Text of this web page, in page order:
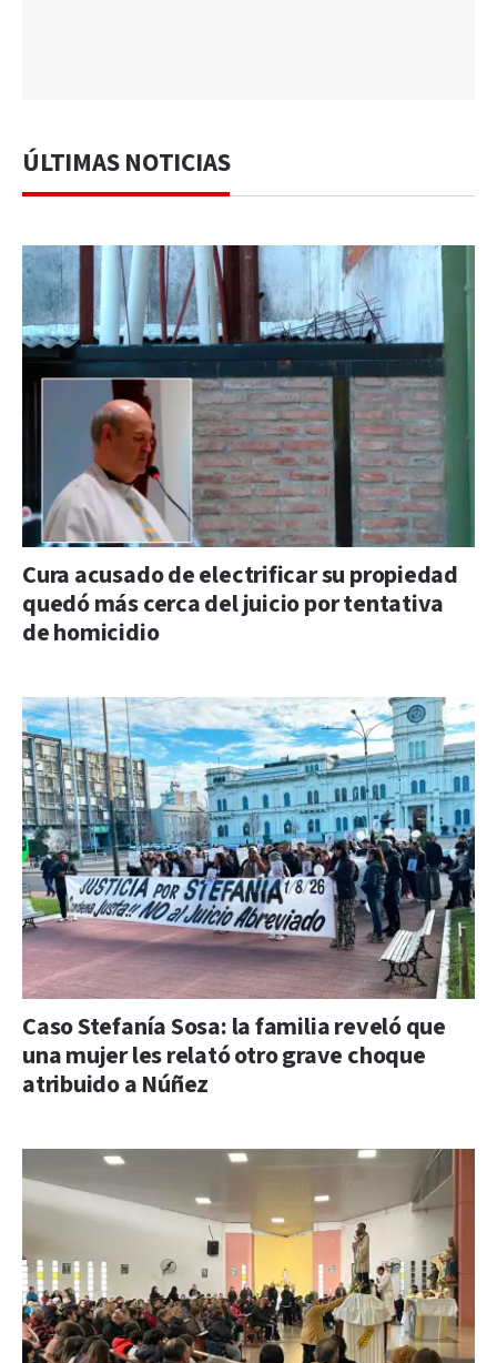
ÚLTIMAS NOTICIAS
Cura acusado de electrificar su propiedad
quedó más cerca del juicio por tentativa
de homicidio
Caso Stefanía Sosa: la familia reveló que
una mujer les relató otro grave choque
atribuido a Núñez